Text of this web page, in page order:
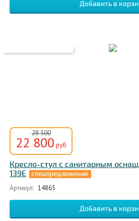
28 500
22 800 руб
Кресло-стул с санитарным
139E
Артикул: 14865